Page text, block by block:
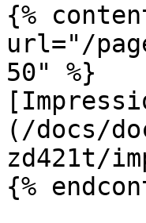
{%
url="/
50" %}
(/docs/
zd421t/
{%